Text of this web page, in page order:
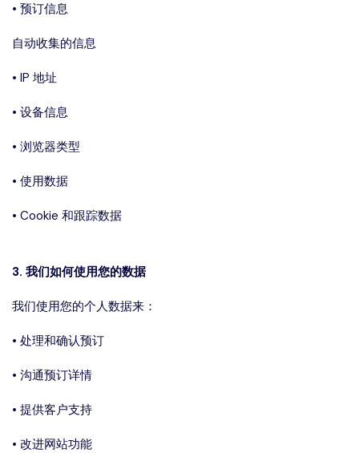
• 预订信息
自动收集的信息
• IP 地址
• 设备信息
• 浏览器类型
• 使用数据
• Cookie 和跟踪数据
3. 我们如何使用您的数据
我们使用您的个人数据来：
• 处理和确认预订
• 沟通预订详情
• 提供客户支持
• 改进网站功能